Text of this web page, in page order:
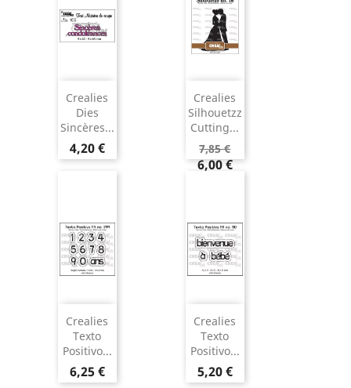
Crealies
Dies
Sincères...
4,20 €
Crealies
Silhouetzz
Cutting...
7,85 €
6,00 €
Crealies
Texto
Positivo...
6,25 €
Crealies
Texto
Positivo...
5,20 €